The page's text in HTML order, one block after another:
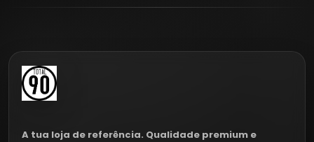
A tua loja de referência. Qualidade premium e